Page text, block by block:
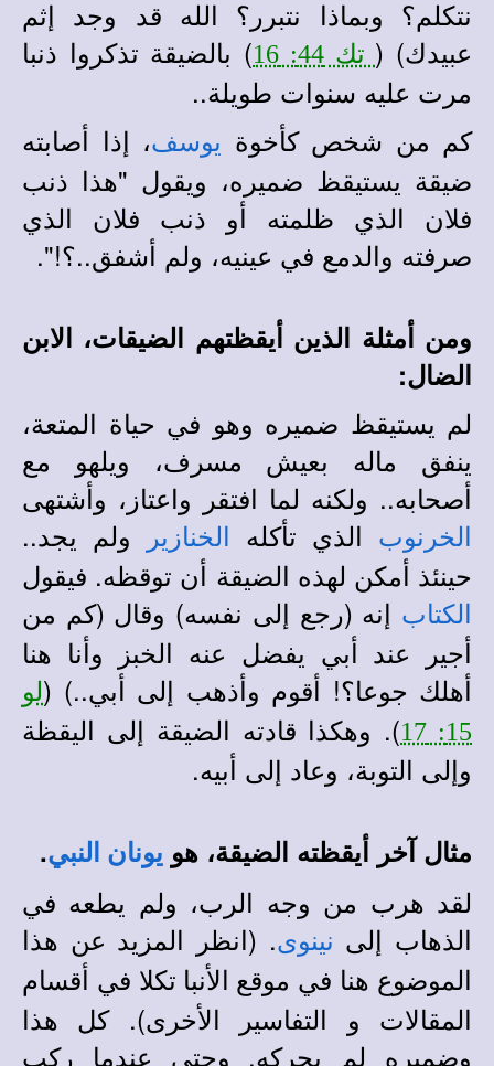
نتكلم؟ وبماذا نتبرر؟ الله قد وجد إثم
عبيدك) ( تك 44: 16
) بالضيقة تذكروا ذنبا
مرت عليه سنوات طويلة..
كم من شخص كأخوة يوسف، إذا أصابته
ضيقة يستيقظ ضميره، ويقول "هذا ذنب
فلان الذي ظلمته أو ذنب فلان الذي
صرفته والدمع في عينيه، ولم أشفق..؟!".
ومن أمثلة الذين أيقظتهم الضيقات، الابن
الضال:
لم يستيقظ ضميره وهو في حياة المتعة،
ينفق ماله بعيش مسرف، ويلهو مع
أصحابه.. ولكنه لما افتقر واعتاز، وأشتهى
الخرنوب الذي تأكله الخنازير
ولم يجد..
حينئذ أمكن لهذه الضيقة أن توقظه. فيقول
الكتاب إنه (رجع إلى نفسه) وقال (كم من
أجير عند أبي يفضل عنه الخبز وأنا هنا
أهلك جوعا؟! أقوم وأذهب إلى أبي..) (لو
15: 17
). وهكذا قادته الضيقة إلى اليقظة
وإلى التوبة، وعاد إلى أبيه.
مثال آخر أيقظته الضيقة، هو يونان النبي.
لقد هرب من وجه الرب، ولم يطعه في
الذهاب إلى نينوى. (انظر المزيد عن هذا
الموضوع هنا في موقع الأنبا تكلا في أقسام
المقالات و التفاسير الأخرى).كل هذا
وضميره لم يحركه. وحتى عندما ركب